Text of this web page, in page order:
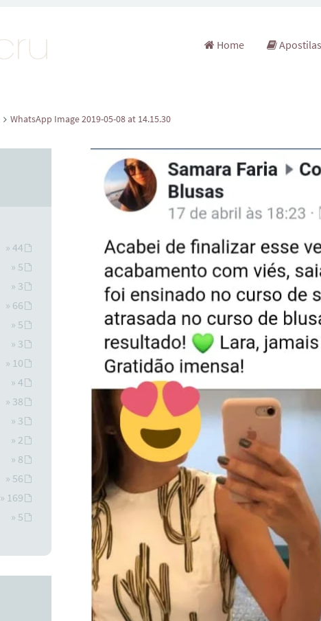
Pular para o conteúdo
Home Apostilas
WhatsApp Image 2019-05-08 at 14.15.30
» 44
» 5
» 3
» 66
» 5
» 3
» 10
» 4
» 38
» 3
» 2
» 8
» 56
» 169
» 5